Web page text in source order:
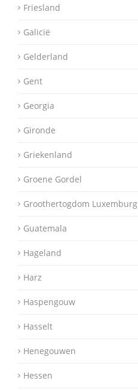
Friesland
Galicië
Gelderland
Gent
Georgia
Gironde
Griekenland
Groene Gordel
Groothertogdom Luxemburg
Guatemala
Hageland
Harz
Haspengouw
Hasselt
Henegouwen
Hessen